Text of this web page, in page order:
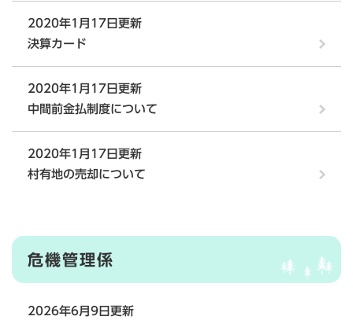
2020年1月17日更新
決算カード
2020年1月17日更新
中間前金払制度について
2020年1月17日更新
村有地の売却について
危機管理係
2026年6月9日更新